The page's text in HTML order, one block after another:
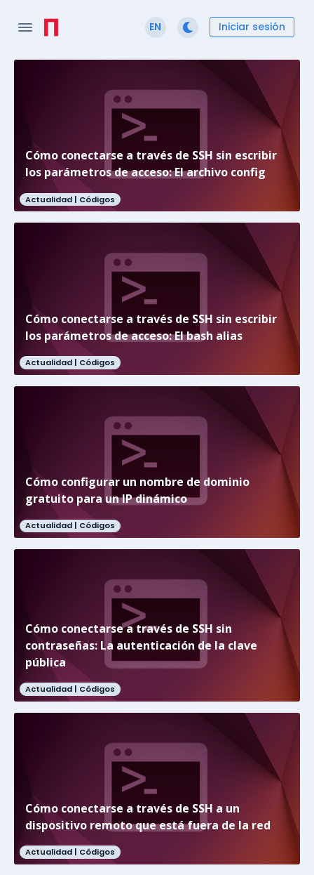
EN Iniciar sesión
Actualidad | Códigos
Cómo conectarse a través de SSH sin escribir
los parámetros de acceso: El archivo config
Actualidad | Códigos
Cómo conectarse a través de SSH sin escribir
los parámetros de acceso: El bash alias
Actualidad | Códigos
Cómo configurar un nombre de dominio
gratuito para un IP dinámico
Actualidad | Códigos
Cómo conectarse a través de SSH sin
contraseñas: La autenticación de la clave
pública
Actualidad | Códigos
Cómo conectarse a través de SSH a un
dispositivo remoto que está fuera de la red